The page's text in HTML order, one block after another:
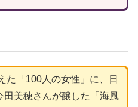
た「100人の女性」に、日
美穂さんが醸した「海風